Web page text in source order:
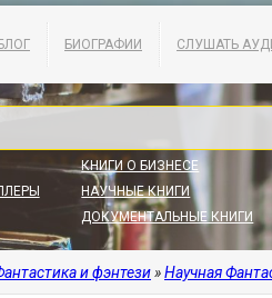
БЛОГ БИОГРАФИИ СЛУШАТЬ
КНИГИ О БИЗНЕСЕ
НАУЧНЫЕ КНИГИ
ДОКУМЕНТАЛЬНЫЕ КНИГИ
и фэнтези»Научная